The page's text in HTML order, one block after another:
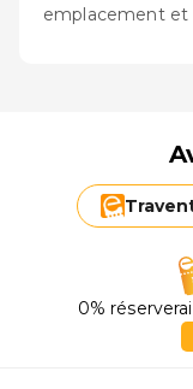
emplacement et
0%